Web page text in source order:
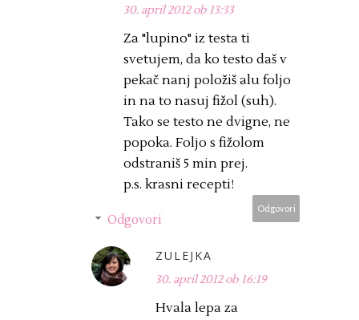
30. april 2012 ob 13:33
Za "lupino" iz testa ti
svetujem, da ko testo daš v
pekač nanj položiš alu foljo
in na to nasuj fižol (suh).
Tako se testo ne dvigne, ne
popoka. Foljo s fižolom
odstraniš 5 min prej.
p.s. krasni recepti!
Odgovori
Odgovori
ZULEJKA
30. april 2012 ob 16:19
Hvala lepa za